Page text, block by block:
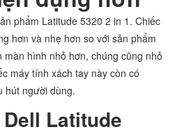
phẩm Latitude 5320 2 in 1. Chiếc
hơn và nhẹ hơn so với sản phẩm
màn hình nhỏ hơn, chúng cũng nhỏ
máy tính xách tay này còn có
hút người dùng.
Latitude